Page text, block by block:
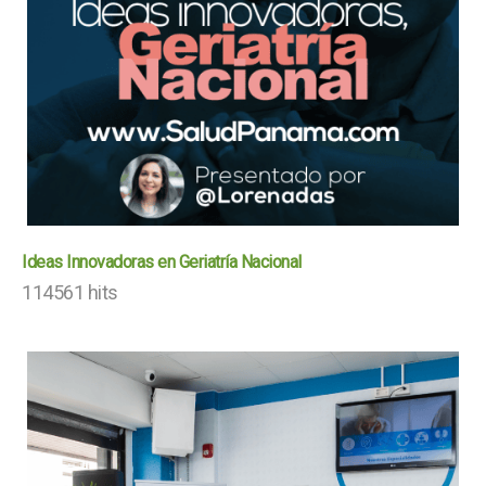
Ideas Innovadoras en Geriatría Nacional
114561 hits